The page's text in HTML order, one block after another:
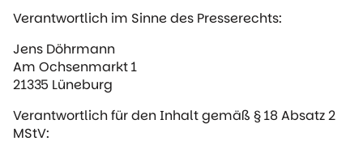
Verantwortlich im Sinne des Presserechts:
Jens Döhrmann
Am Ochsenmarkt 1
21335 Lüneburg
Verantwortlich für den Inhalt gemäß § 18 Absatz 2
MStV: